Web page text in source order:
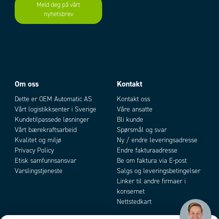
Add to existing cart row
Meld deg på vårt
nyhetsbrev
Om oss
Dette er OEM Automatic AS
Vårt logistikksenter i Sverige
Kundetilpassede løsninger
Vårt bærekraftsarbeid
Kvalitet og miljø
Privacy Policy
Etisk samfunnsansvar
Varslingstjeneste
Kontakt
Kontakt oss
Våre ansatte
Bli kunde
Spørsmål og svar
Ny / endre leveringsadresse
Endre fakturaadresse
Be om faktura via E-post
Salgs og leveringsbetingelser
Linker til andre firmaer i
konsernet
Nettstedkart